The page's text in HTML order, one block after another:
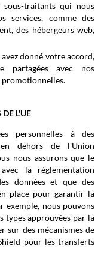
sous-traitants qui nous
services, comme des
des hébergeurs web,
avez donné votre accord,
partagées avec nos
promotionnelles.
L'UE
personnelles à des
dehors de l'Union
nous assurons que le
la réglementation
données et que des
place pour garantir la
exemple, nous pouvons
types approuvées par la
sur des mécanismes de
pour les transferts